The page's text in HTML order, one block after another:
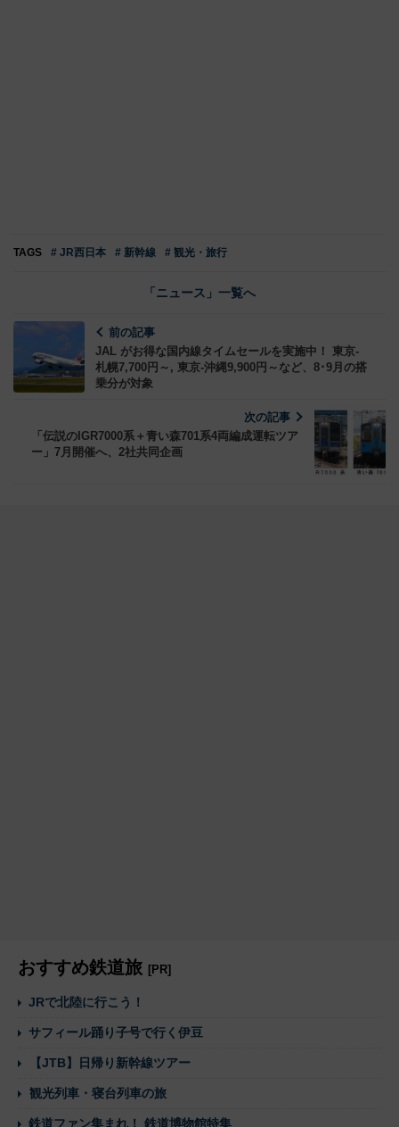
TAGS # JR西日本 # 新幹線 # 観光・旅行
「ニュース」一覧へ
前の記事
JAL がお得な国内線タイムセールを実施中！ 東京-
札幌7,700円～, 東京-沖縄9,900円～など、8･9月の搭
乗分が対象
次の記事
「伝説のIGR7000系＋青い森701系4両編成運転ツア
ー」7月開催へ、2社共同企画
おすすめ鉄道旅 [PR]
JRで北陸に行こう！
サフィール踊り子号で行く伊豆
【JTB】日帰り新幹線ツアー
観光列車・寝台列車の旅
鉄道ファン集まれ！ 鉄道博物館特集